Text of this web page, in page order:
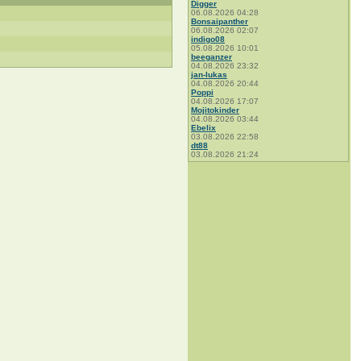
Digger
06.08.2026 04:28
Bonsaipanther
06.08.2026 02:07
indigo08
05.08.2026 10:01
beeganzer
04.08.2026 23:32
jan-lukas
04.08.2026 20:44
Poppi
04.08.2026 17:07
Mojitokinder
04.08.2026 03:44
Ebelix
03.08.2026 22:58
dt88
03.08.2026 21:24